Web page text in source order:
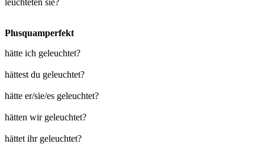
Plusquamperfekt
hätte ich geleuchtet?
hättest du geleuchtet?
hätte er/sie/es geleuchtet?
hätten wir geleuchtet?
hättet ihr geleuchtet?